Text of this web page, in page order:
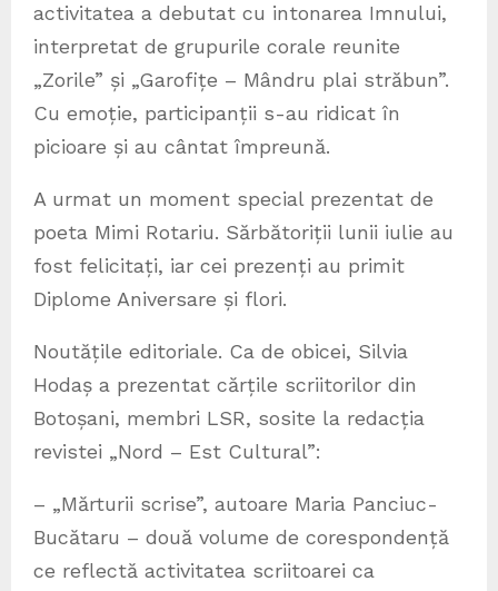
activitatea a debutat cu intonarea Imnului,
interpretat de grupurile corale reunite
„Zorile” și „Garofițe – Mândru plai străbun”.
Cu emoție, participanții s-au ridicat în
picioare și au cântat împreună.
A urmat un moment special prezentat de
poeta Mimi Rotariu. Sărbătoriții lunii iulie au
fost felicitați, iar cei prezenți au primit
Diplome Aniversare și flori.
Noutățile editoriale. Ca de obicei, Silvia
Hodaș a prezentat cărțile scriitorilor din
Botoșani, membri LSR, sosite la redacția
revistei „Nord – Est Cultural”:
– „Mărturii scrise”, autoare Maria Panciuc-
Bucătaru – două volume de corespondență
ce reflectă activitatea scriitoarei ca